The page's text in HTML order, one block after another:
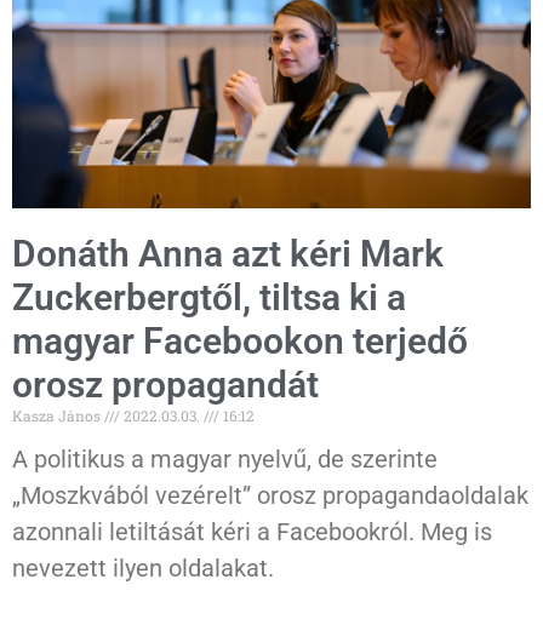
Donáth Anna azt kéri Mark
Zuckerbergtől, tiltsa ki a
magyar Facebookon terjedő
orosz propagandát
Kasza János 2022.03.03. 16:12
A politikus a magyar nyelvű, de szerinte
„Moszkvából vezérelt” orosz propagandaoldalak
azonnali letiltását kéri a Facebookról. Meg is
nevezett ilyen oldalakat.